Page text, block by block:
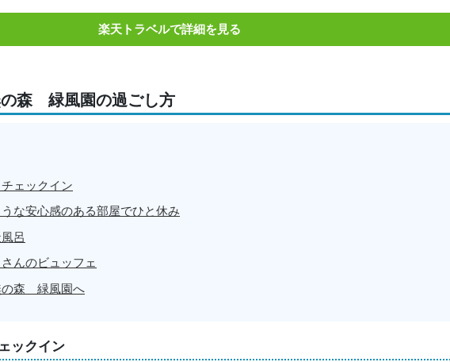
楽天トラベルで詳細を見る
森 緑風園の過ごし方
ェックイン
な安心感のある部屋でひと休み
呂
んのビュッフェ
森 緑風園へ
ックイン